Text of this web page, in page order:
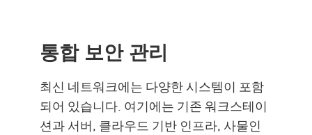
통합 보안 관리
최신 네트워크에는 다양한 시스템이 포함
되어 있습니다. 여기에는 기존 워크스테이
션과 서버, 클라우드 기반 인프라, 사물인